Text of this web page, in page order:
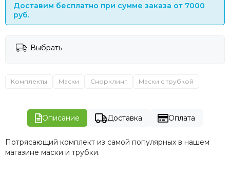
Доставим бесплатно при сумме заказа от 7000
руб.
Выбрать
Комплекты Маски Снорклинг Маски с трубкой
Описание Доставка Оплата
Потрясающий комплект из самой популярных в нашем
магазине маски и трубки.